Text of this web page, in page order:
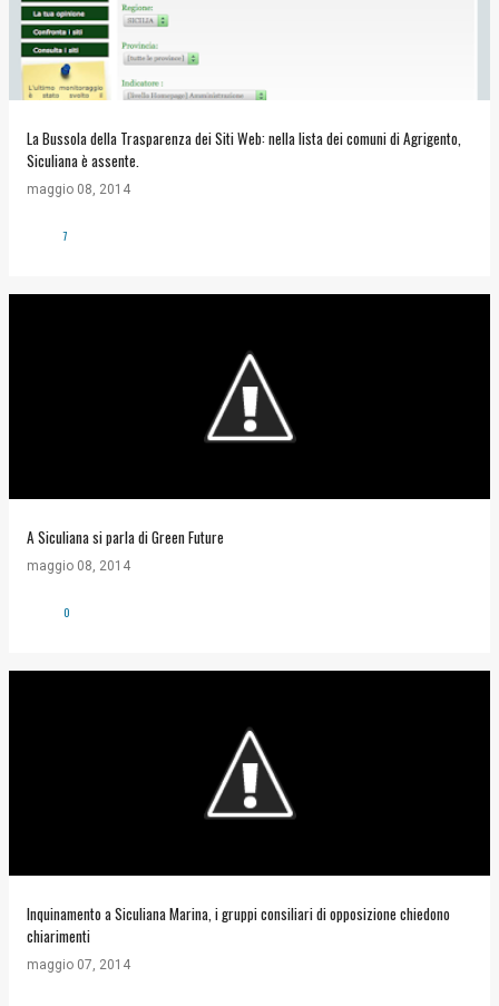
La Bussola della Trasparenza dei Siti Web: nella lista dei comuni di Agrigento,
Siculiana è assente.
maggio 08, 2014
7
A Siculiana si parla di Green Future
maggio 08, 2014
0
Inquinamento a Siculiana Marina, i gruppi consiliari di opposizione chiedono
chiarimenti
maggio 07, 2014